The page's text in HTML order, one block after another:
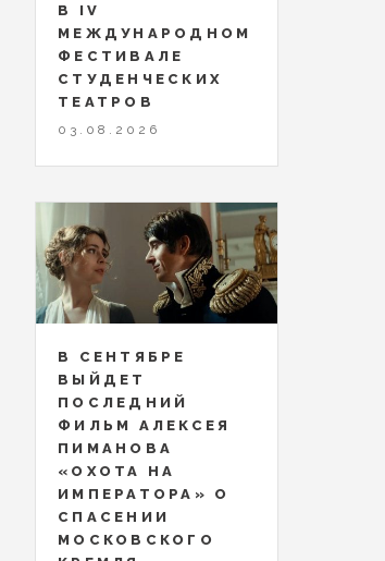
В IV
МЕЖДУНАРОДНОМ
ФЕСТИВАЛЕ
СТУДЕНЧЕСКИХ
ТЕАТРОВ
03.08.2026
В СЕНТЯБРЕ
ВЫЙДЕТ
ПОСЛЕДНИЙ
ФИЛЬМ АЛЕКСЕЯ
ПИМАНОВА
«ОХОТА НА
ИМПЕРАТОРА» О
СПАСЕНИИ
МОСКОВСКОГО